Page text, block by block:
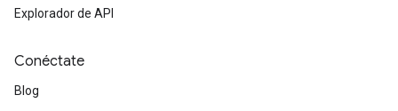
Explorador de API
Conéctate
Blog